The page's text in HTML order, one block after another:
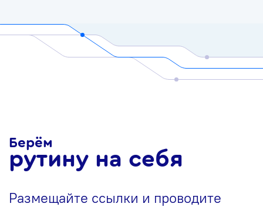
Берём
рутину на себя
Размещайте ссылки и проводите